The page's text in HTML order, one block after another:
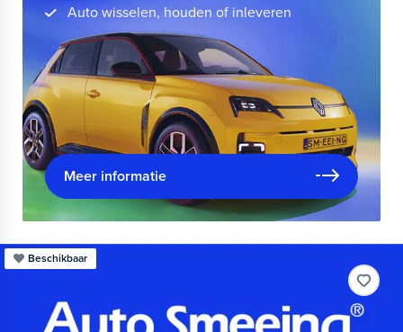
Auto wisselen, houden of inleveren
Meer informatie
Beschikbaar